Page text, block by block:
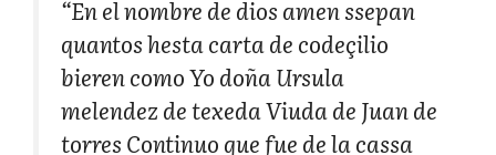
“En el nombre de dios amen ssepan
quantos hesta carta de codeçilio
bieren como Yo doña Ursula
melendez de texeda Viuda de Juan de
torres Continuo que fue de la cassa